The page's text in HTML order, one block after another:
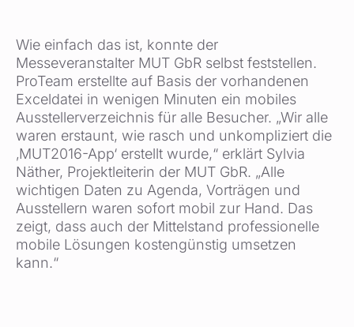
Wie einfach das ist, konnte der
Messeveranstalter MUT GbR selbst feststellen.
ProTeam erstellte auf Basis der vorhandenen
Exceldatei in wenigen Minuten ein mobiles
Ausstellerverzeichnis für alle Besucher. „Wir alle
waren erstaunt, wie rasch und unkompliziert die
‚MUT2016-App‘ erstellt wurde,“ erklärt Sylvia
Näther, Projektleiterin der MUT GbR. „Alle
wichtigen Daten zu Agenda, Vorträgen und
Ausstellern waren sofort mobil zur Hand. Das
zeigt, dass auch der Mittelstand professionelle
mobile Lösungen kostengünstig umsetzen
kann.“